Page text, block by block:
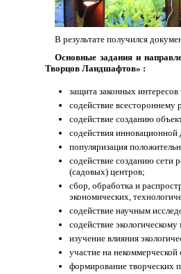
В результате получился
Основные задания и
Творцов Ландшафтов» :
защита законных
содействие всестороннему
содействие созданию
содействия инновационной
популяризация
содействие созданию сети
(садовых) центров;
сбор, обработка и
экономических,
содействие научным
содействие
изучение влияния
участие на
формирование творческих